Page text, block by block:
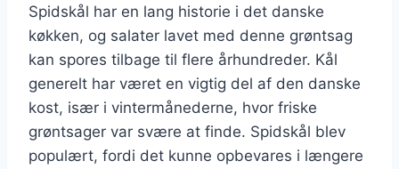
Spidskål har en lang historie i det danske
køkken, og salater lavet med denne grøntsag
kan spores tilbage til flere århundreder. Kål
generelt har været en vigtig del af den danske
kost, især i vintermånederne, hvor friske
grøntsager var svære at finde. Spidskål blev
populært, fordi det kunne opbevares i længere